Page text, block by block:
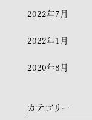
2022年7月
2022年1月
2020年8月
カテゴリー